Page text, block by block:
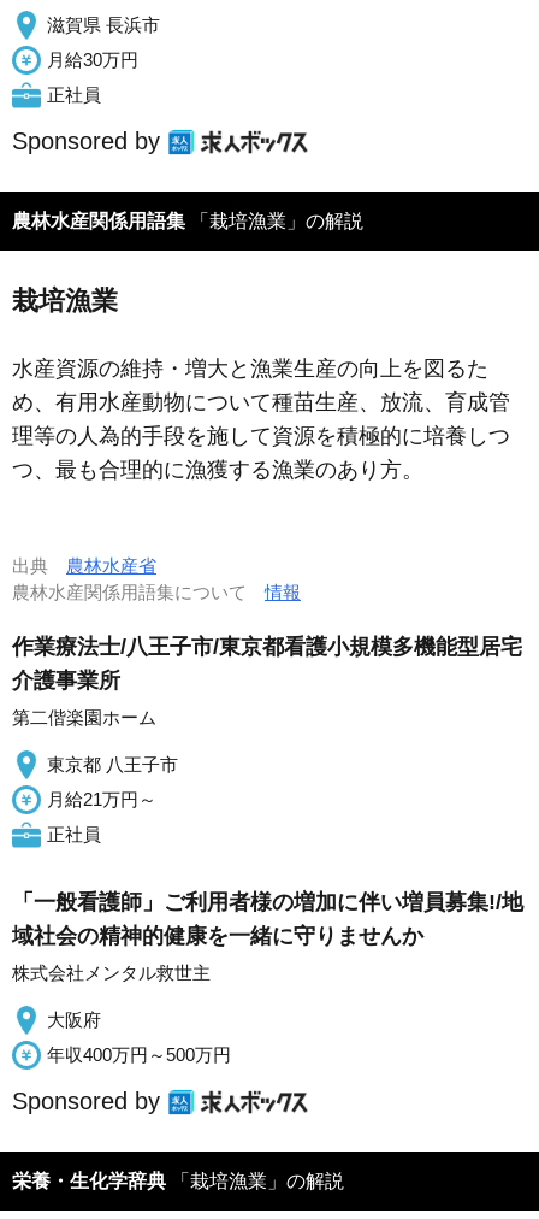
滋賀県 長浜市
月給30万円
正社員
Sponsored by
農林水産関係用語集 「栽培漁業」の解説
栽培漁業
水産資源の維持・増大と漁業生産の向上を図るた
め、有用水産動物について種苗生産、放流、育成管
理等の人為的手段を施して資源を積極的に培養しつ
つ、最も合理的に漁獲する漁業のあり方。
出典 農林水産省
農林水産関係用語集について情報
作業療法士/八王子市/東京都看護小規模多機能型居宅
介護事業所
第二偕楽園ホーム
東京都 八王子市
月給21万円～
正社員
「一般看護師」ご利用者様の増加に伴い増員募集!/地
域社会の精神的健康を一緒に守りませんか
株式会社メンタル救世主
大阪府
年収400万円～500万円
Sponsored by
栄養・生化学辞典 「栽培漁業」の解説